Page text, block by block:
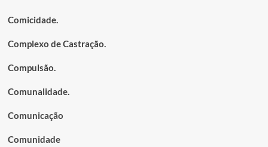
Comicidade.
Complexo de Castração.
Compulsão.
Comunalidade.
Comunicação
Comunidade